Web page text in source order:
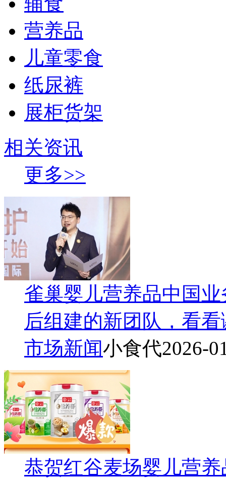
营养品
儿童零食
纸尿裤
展柜货架
相关资讯
更多>>
雀巢婴儿营养品中国
后组建的新团队，看
市场新闻小食代2026-
恭贺红谷麦场婴儿营